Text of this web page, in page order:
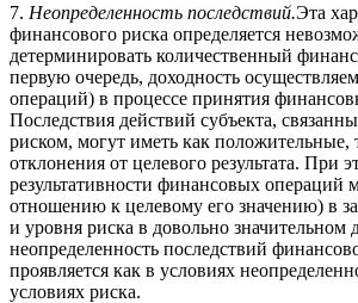
7. Неопределенность последствий.Эта
финансового риска определяется
детерминировать количественный
первую очередь, доходность
операций) в процессе принятия
Последствия действий субъекта,
риском, могут иметь как положительные,
отклонения от целевого результата. При
результативности финансовых операций
отношению к целевому его значению) в
и уровня риска в довольно значительном
неопределенность последствий
проявляется как в условиях
условиях риска.